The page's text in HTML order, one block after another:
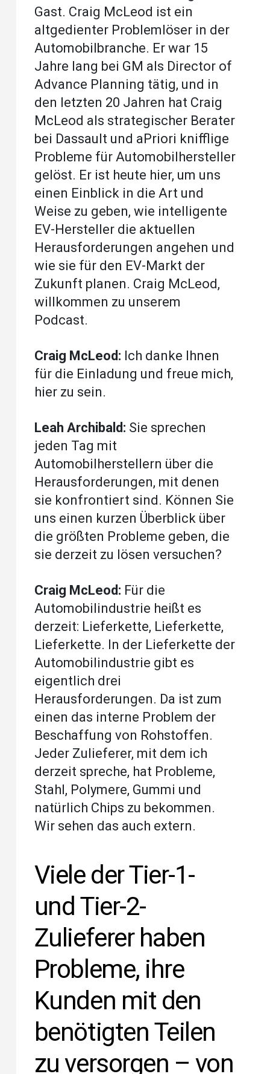
Gast. Craig McLeod ist ein
altgedienter Problemlöser in der
Automobilbranche. Er war 15
Jahre lang bei GM als Director of
Advance Planning tätig, und in
den letzten 20 Jahren hat Craig
McLeod als strategischer Berater
bei Dassault und aPriori knifflige
Probleme für Automobilhersteller
gelöst. Er ist heute hier, um uns
einen Einblick in die Art und
Weise zu geben, wie intelligente
EV-Hersteller die aktuellen
Herausforderungen angehen und
wie sie für den EV-Markt der
Zukunft planen. Craig McLeod,
willkommen zu unserem
Podcast.
Craig McLeod: Ich danke Ihnen
für die Einladung und freue mich,
hier zu sein.
Leah Archibald: Sie sprechen
jeden Tag mit
Automobilherstellern über die
Herausforderungen, mit denen
sie konfrontiert sind. Können Sie
uns einen kurzen Überblick über
die größten Probleme geben, die
sie derzeit zu lösen versuchen?
Craig McLeod: Für die
Automobilindustrie heißt es
derzeit: Lieferkette, Lieferkette,
Lieferkette. In der Lieferkette der
Automobilindustrie gibt es
eigentlich drei
Herausforderungen. Da ist zum
einen das interne Problem der
Beschaffung von Rohstoffen.
Jeder Zulieferer, mit dem ich
derzeit spreche, hat Probleme,
Stahl, Polymere, Gummi und
natürlich Chips zu bekommen.
Wir sehen das auch extern.
Viele der Tier-1-
und Tier-2-
Zulieferer haben
Probleme, ihre
Kunden mit den
benötigten Teilen
zu versorgen – von